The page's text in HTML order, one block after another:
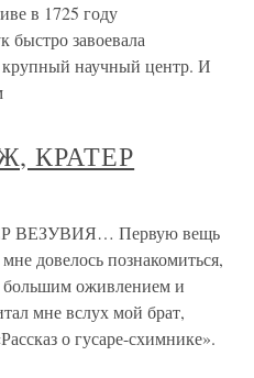
в 1725 году
быстро завоевала
крупный научный центр. И
КРАТЕР
Первую вещь
довелось познакомиться,
большим оживлением и
мне вслух мой брат,
о гусаре-схимнике».